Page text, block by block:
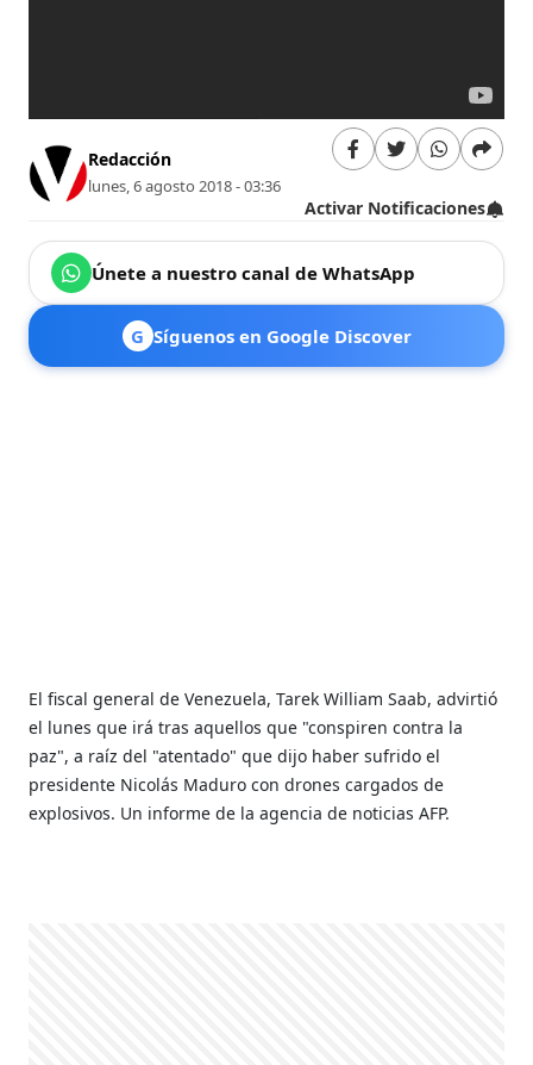
Redacción
lunes, 6 agosto 2018 - 03:36
Activar Notificaciones
Únete a nuestro canal de WhatsApp
G Síguenos en Google Discover
El fiscal general de Venezuela, Tarek William Saab, advirtió
el lunes que irá tras aquellos que "conspiren contra la
paz", a raíz del "atentado" que dijo haber sufrido el
presidente Nicolás Maduro con drones cargados de
explosivos. Un informe de la agencia de noticias AFP.